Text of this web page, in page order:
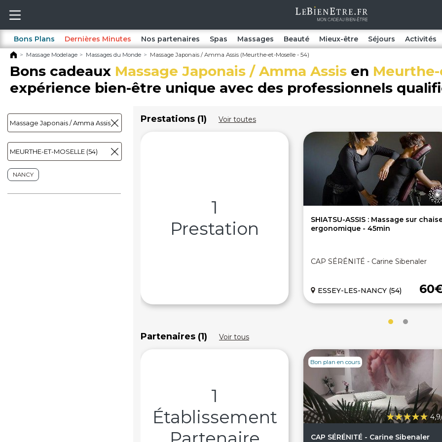
Bons Plans Dernières Minutes Nos partenaires Spas Massages Beauté Mieux-être Séjours Activités
Massage Modelage Massages du Monde Massage Japonais / Amma Assis (Meurthe-et-Moselle - 54)
Bons cadeaux Massage Japonais / Amma Assis en
expérience bien-être unique avec des professionnels
NANCY
Prestations (1) Voir toutes
1
Prestation
SHIATSU-ASSIS : Massage sur
ergonomique - 45min
CAP SÉRÉNITÉ - Carine Sibenaler
ESSEY-LES-NANCY (54)
Partenaires (1) Voir tous
1
Établissement
CAP SÉRÉNITÉ - Carine Sibenaler
Bon plan en cours